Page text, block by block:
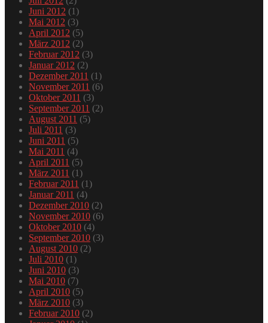
Juni 2012 (1)
Mai 2012 (3)
April 2012 (5)
März 2012 (2)
Februar 2012 (3)
Januar 2012 (2)
Dezember 2011 (1)
November 2011 (6)
Oktober 2011 (3)
September 2011 (2)
August 2011 (5)
Juli 2011 (3)
Juni 2011 (5)
Mai 2011 (4)
April 2011 (5)
März 2011 (1)
Februar 2011 (1)
Januar 2011 (4)
Dezember 2010 (2)
November 2010 (6)
Oktober 2010 (4)
September 2010 (3)
August 2010 (2)
Juli 2010 (1)
Juni 2010 (3)
Mai 2010 (7)
April 2010 (5)
März 2010 (3)
Februar 2010 (2)